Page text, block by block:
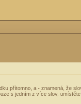
přítomno, a - znamená, že
s jedním z více slov,